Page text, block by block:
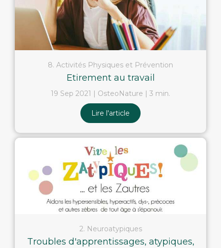
8. Activités Physiques et Prévention
Etirement au travail
19 Sep 2021 OsteoNature 3 min.
Lire l'article
2. Neuroatypiques
Troubles d'apprentissages, atypiques,